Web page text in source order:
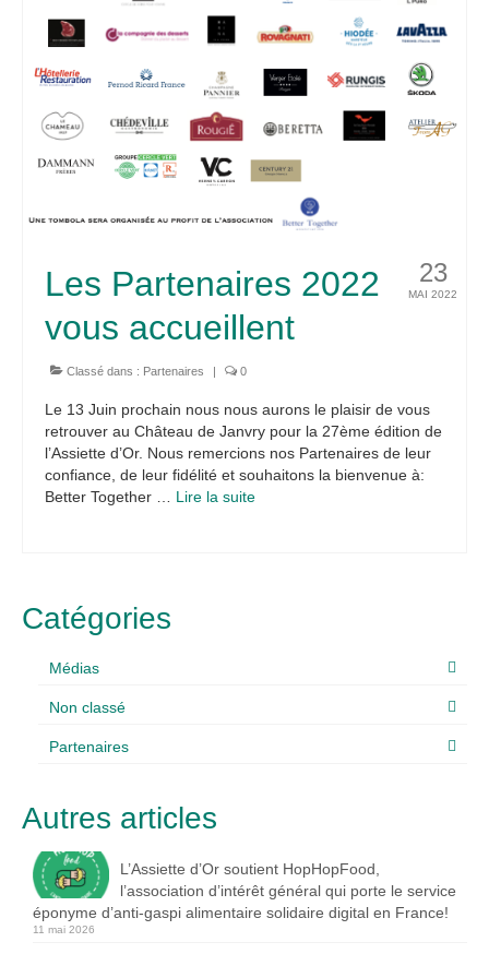
23
MAI 2022
Les Partenaires 2022
vous accueillent
Classé dans : Partenaires | 0
Le 13 Juin prochain nous nous aurons le plaisir de vous
retrouver au Château de Janvry pour la 27ème édition de
l’Assiette d’Or. Nous remercions nos Partenaires de leur
confiance, de leur fidélité et souhaitons la bienvenue à:
Better Together … Lire la suite­­
Catégories
Médias
Non classé
Partenaires
Autres articles
L’Assiette d’Or soutient HopHopFood,
l’association d’intérêt général qui porte le service
éponyme d’anti-gaspi alimentaire solidaire digital en France!
11 mai 2026